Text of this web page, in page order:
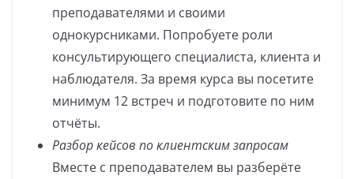
преподавателями и своими
однокурсниками. Попробуете роли
консультирующего специалиста, клиента и
наблюдателя. За время курса вы посетите
минимум 12 встреч и подготовите по ним
отчёты.
Разбор кейсов по клиентским запросам
Вместе с преподавателем вы разберёте